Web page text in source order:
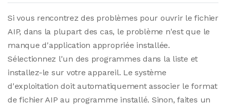
Si vous rencontrez des problèmes pour ouvrir le fichier
AIP, dans la plupart des cas, le problème n'est que le
manque d'application appropriée installée.
Sélectionnez l'un des programmes dans la liste et
installez-le sur votre appareil. Le système
d'exploitation doit automatiquement associer le format
de fichier AIP au programme installé. Sinon, faites un